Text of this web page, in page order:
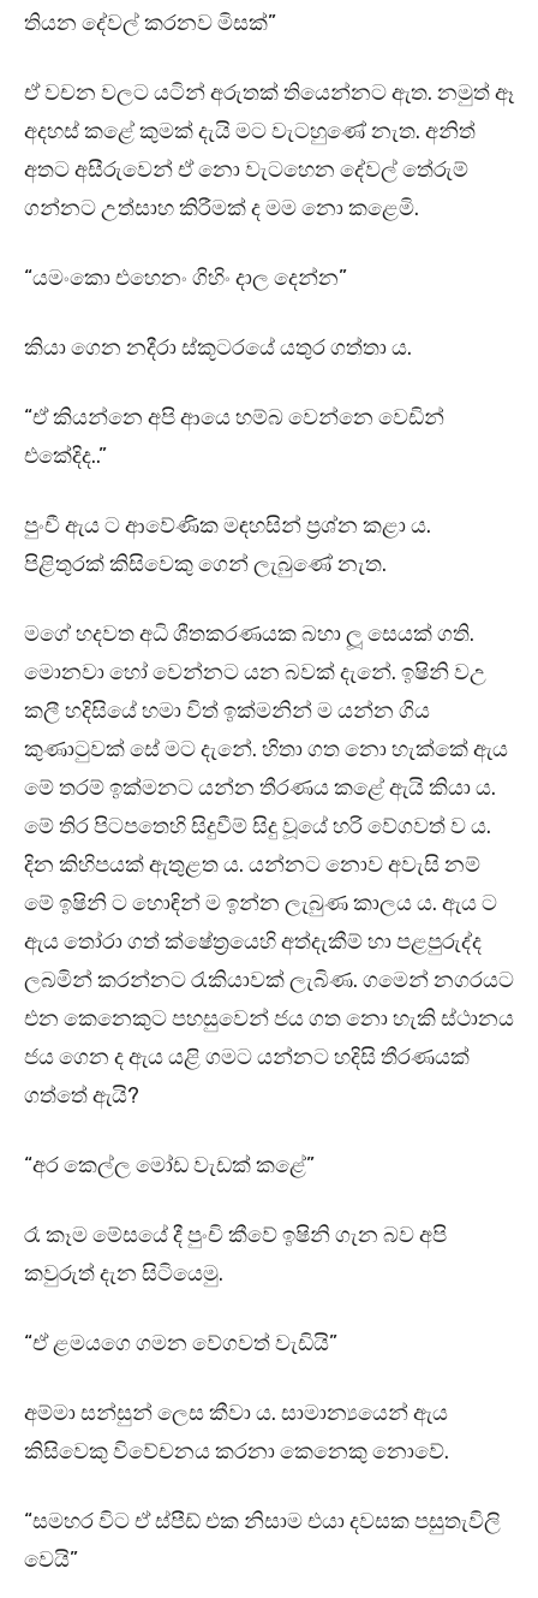
තියන දේවල් කරනව මිසක්”
ඒ වචන වලට යටින් අරුතක් තියෙන්නට ඇත. නමුත් ඈ
අදහස් කළේ කුමක් දැයි මට වැටහුණේ නැත. අනිත්
අතට අසීරුවෙන් ඒ නො වැටහෙන දේවල් තේරුම්
ගන්නට උත්සාහ කිරීමක් ද මම නො කළෙමි.
“යමංකො එහෙනං ගිහිං දාල දෙන්න”
කියා ගෙන නදීරා ස්කූටරයේ යතුර ගත්තා ය.
“ඒ කියන්නෙ අපි ආයෙ හම්බ වෙන්නෙ වෙඩින්
එකේදිද..”
පුංචී ඇය ට ආවේණික මඳහසින් ප්‍රශ්න කළා ය.
පිළිතුරක් කිසිවෙකු ගෙන් ලැබුණේ නැත.
මගේ හදවත අධි ශීතකරණයක බහා ලූ සෙයක් ගති.
මොනවා හෝ වෙන්නට යන බවක් දැනේ. ඉෂිනි වඋ
කලී හදිසියේ හමා විත් ඉක්මනින් ම යන්න ගිය
කුණාටුවක් සේ මට දැනේ. හිතා ගත නො හැක්කේ ඇය
මේ තරම් ඉක්මනට යන්න තීරණය කළේ ඇයි කියා ය.
මේ තිර පිටපතෙහි සිදුවීම් සිදු වූයේ හරි වේගවත් ව ය.
දින කිහිපයක් ඇතුළත ය. යන්නට නොව අවැසි නම්
මේ ඉෂිනි ට හොඳින් ම ඉන්න ලැබුණ කාලය ය. ඇය ට
ඇය තෝරා ගත් ක්ෂේත්‍රයෙහි අත්දැකීම් හා පළපුරුද්ද
ලබමින් කරන්නට රැකියාවක් ලැබිණ. ගමෙන් නගරයට
එන කෙනෙකුට පහසුවෙන් ජය ගත නො හැකි ස්ථානය
ජය ගෙන ද ඇය යළි ගමට යන්නට හදිසි තීරණයක්
ගත්තේ ඇයි?
“අර කෙල්ල මෝඩ වැඩක් කළේ”
රෑ කෑම මේසයේ දී පුංචි කීවේ ඉෂිනි ගැන බව අපි
කවුරුත් දැන සිටියෙමු.
“ඒ ළමයගෙ ගමන වේගවත් වැඩියි”
අම්මා සන්සුන් ලෙස කීවා ය. සාමාන්‍යයෙන් ඇය
කිසිවෙකු විවේචනය කරනා කෙනෙකු නොවේ.
“සමහර විට ඒ ස්පීඩ් එක නිසාම එයා දවසක පසුතැවිලි
වෙයි”